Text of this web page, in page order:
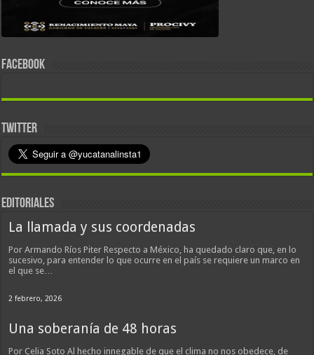
FACEBOOK
TWITTER
EDITORIALES
La llamada y sus coordenadas
Por Armando Ríos Piter Respecto a México, ha quedado claro que, en lo
sucesivo, para entender lo que ocurre en el país se requiere un marco en
el que se…
2 febrero, 2026
Una soberanía de 48 horas
Por Celia Soto Al hecho innegable de que el clima no nos obedece, de